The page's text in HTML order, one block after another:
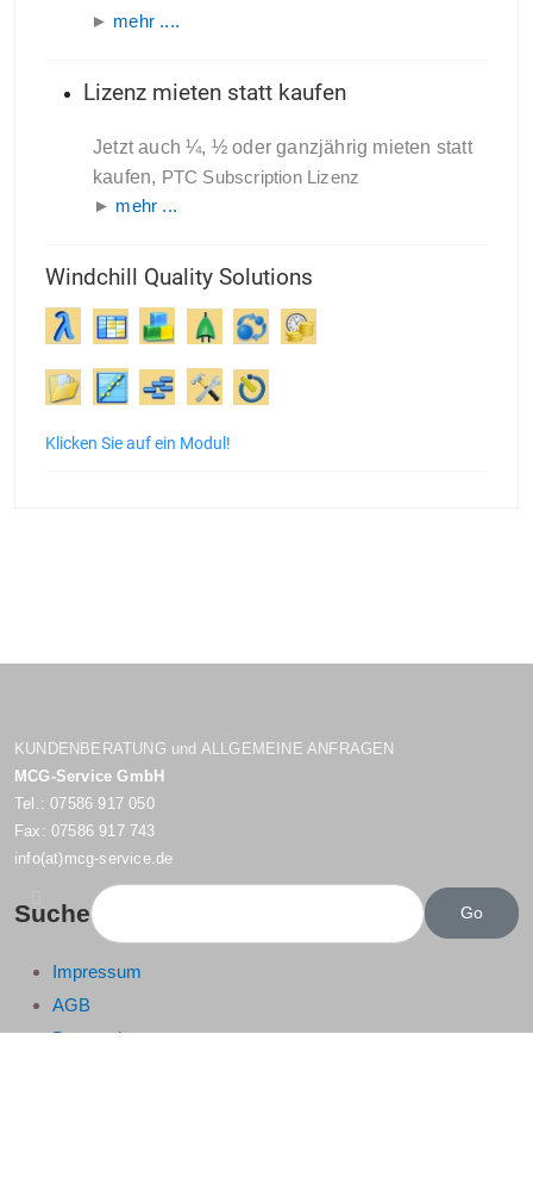
► mehr ....
Lizenz mieten statt kaufen
Jetzt auch ¼, ½ oder ganzjährig mieten statt
kaufen, PTC Subscription Lizenz
► mehr ...
Windchill Quality Solutions
Klicken Sie auf ein Modul!
KUNDENBERATUNG und ALLGEMEINE ANFRAGEN
MCG-Service GmbH
Tel.: 07586 917 050
Fax: 07586 917 743
info(at)mcg-service.de
Suche
Impressum
AGB
Datenschutz